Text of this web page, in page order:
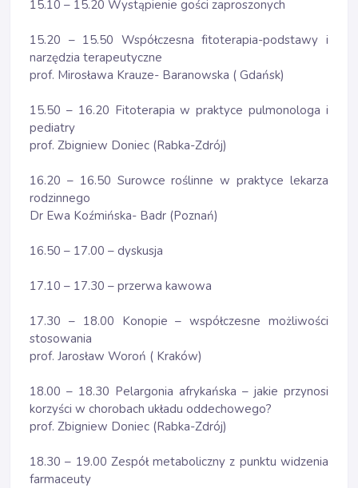
15.10 – 15.20 Wystąpienie gości zaproszonych
15.20 – 15.50 Współczesna fitoterapia-podstawy i
narzędzia terapeutyczne
prof. Mirosława Krauze- Baranowska ( Gdańsk)
15.50 – 16.20 Fitoterapia w praktyce pulmonologa i
pediatry
prof. Zbigniew Doniec (Rabka-Zdrój)
16.20 – 16.50 Surowce roślinne w praktyce lekarza
rodzinnego
Dr Ewa Koźmińska- Badr (Poznań)
16.50 – 17.00 – dyskusja
17.10 – 17.30 – przerwa kawowa
17.30 – 18.00 Konopie – współczesne możliwości
stosowania
prof. Jarosław Woroń ( Kraków)
18.00 – 18.30 Pelargonia afrykańska – jakie przynosi
korzyści w chorobach układu oddechowego?
prof. Zbigniew Doniec (Rabka-Zdrój)
18.30 – 19.00 Zespół metaboliczny z punktu widzenia
farmaceuty